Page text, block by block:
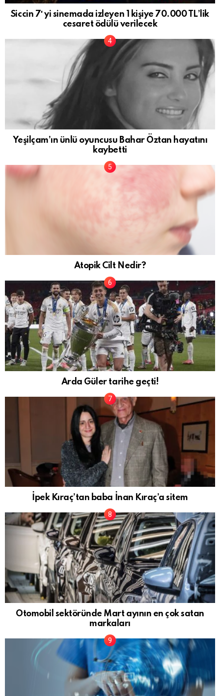
Siccin 7′ yi sinemada izleyen 1 kişiye 70.000 TL’lik
cesaret ödülü verilecek
Yeşilçam’ın ünlü oyuncusu Bahar Öztan hayatını
kaybetti
Atopik Cilt Nedir?
Arda Güler tarihe geçti!
İpek Kıraç’tan baba İnan Kıraç’a sitem
Otomobil sektöründe Mart ayının en çok satan
markaları